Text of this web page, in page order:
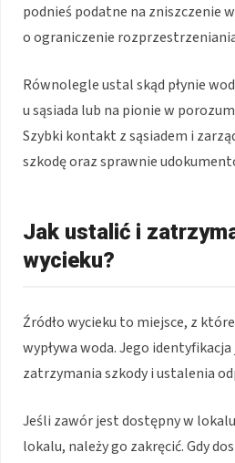
podnieś podatne na zniszczenie
o ograniczenie
Równolegle ustal skąd płynie
u sąsiada lub na pionie w
Szybki kontakt z sąsiadem i
szkodę oraz sprawnie
Jak ustalić i
wycieku?
Źródło wycieku to miejsce, z
wypływa woda. Jego
zatrzymania szkody i ustalenia
Jeśli zawór jest dostępny w
lokalu, należy go zakręcić. Gdy